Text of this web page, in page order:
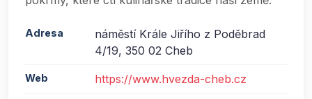
Adresa
náměstí Krále Jiřího z Poděbrad
4/19, 350 02 Cheb
Web https://www.hvezda-cheb.cz